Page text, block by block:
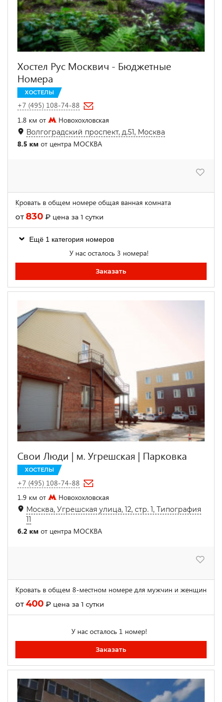
Хостел Рус Москвич - Бюджетные
Номера
ХОСТЕЛЫ
+7 (495) 108-74-88
1.8 км от
Новохохловская
Волгоградский проспект, д.51, Москва
8.5 км от центра МОСКВА
Кровать в общем номере общая ванная комната
от830 ₽ цена за 1 сутки
Ещё 1 категория номеров
У нас осталось 3 номера!
Заказать
Свои Люди | м. Угрешская | Парковка
ХОСТЕЛЫ
+7 (495) 108-74-88
1.9 км от
Новохохловская
Москва, Угрешская улица, 12, стр. 1, Типография
11
6.2 км от центра МОСКВА
Кровать в общем 8-местном номере для мужчин и женщин
от400 ₽ цена за 1 сутки
У нас осталось 1 номер!
Заказать